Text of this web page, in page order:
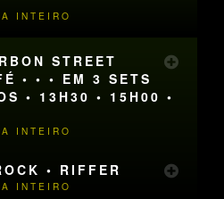
INTEIRO
STREET
• • • EM 3 SETS
• 13H30 • 15H00 •
INTEIRO
• RIFFER
INTEIRO